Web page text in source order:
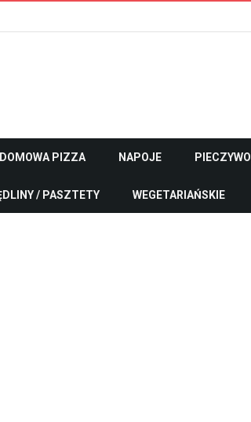
DOMOWA PIZZA NAPOJE PIECZYWO
/ PASZTETY WEGETARIAŃSKIE